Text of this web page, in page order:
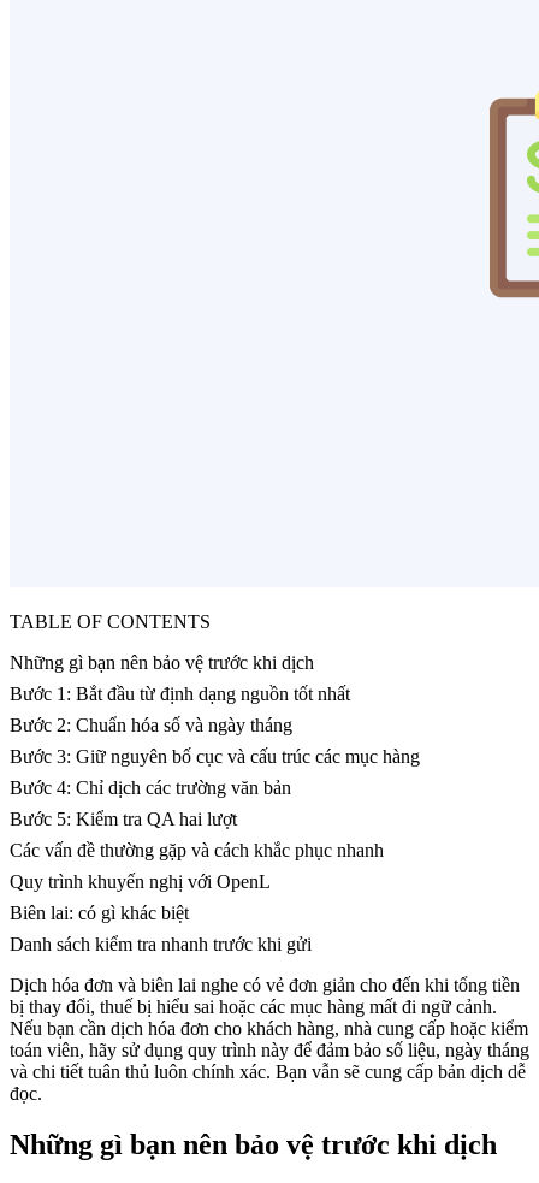
TABLE OF CONTENTS
Những gì bạn nên bảo vệ trước khi dịch
Bước 1: Bắt đầu từ định dạng nguồn tốt nhất
Bước 2: Chuẩn hóa số và ngày tháng
Bước 3: Giữ nguyên bố cục và cấu trúc các mục hàng
Bước 4: Chỉ dịch các trường văn bản
Bước 5: Kiểm tra QA hai lượt
Các vấn đề thường gặp và cách khắc phục nhanh
Quy trình khuyến nghị với OpenL
Biên lai: có gì khác biệt
Danh sách kiểm tra nhanh trước khi gửi
Dịch hóa đơn và biên lai nghe có vẻ đơn giản cho đến khi tổng tiền
bị thay đổi, thuế bị hiểu sai hoặc các mục hàng mất đi ngữ cảnh.
Nếu bạn cần dịch hóa đơn cho khách hàng, nhà cung cấp hoặc kiểm
toán viên, hãy sử dụng quy trình này để đảm bảo số liệu, ngày tháng
và chi tiết tuân thủ luôn chính xác. Bạn vẫn sẽ cung cấp bản dịch dễ
đọc.
Những gì bạn nên bảo vệ trước khi dịch